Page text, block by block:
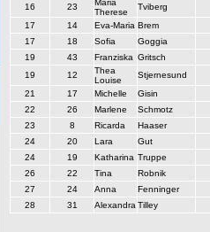
16
23
Maria
Therese
Tviberg
17
14 Eva-Maria Brem
17
18 Sofia
Goggia
19
43 Franziska Gritsch
19
12
Thea
Louise
Stjernesund
21
17 Michelle
Gisin
22
26 Marlene
Schmotz
23
8 Ricarda
Haaser
24
20 Lara
Gut
24
19 Katharina Truppe
26
22 Tina
Robnik
27
24 Anna
Fenninger
28
31 Alexandra Tilley